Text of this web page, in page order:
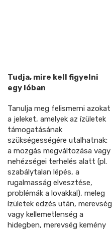
Tudja, mire kell figyelni
egy lóban
Tanulja meg felismerni azokat
a jeleket, amelyek az ízületek
támogatásának
szükségességére utalhatnak:
a mozgás megváltozása vagy
nehézségei terhelés alatt (pl.
szabálytalan lépés, a
rugalmasság elvesztése,
problémák a lovakkal), meleg
ízületek edzés után, merevség
vagy kellemetlenség a
hidegben, merevség kemény